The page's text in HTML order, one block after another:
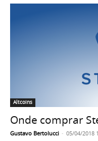
Altcoins
Onde comprar
Gustavo Bertolucci - 05/04/2018